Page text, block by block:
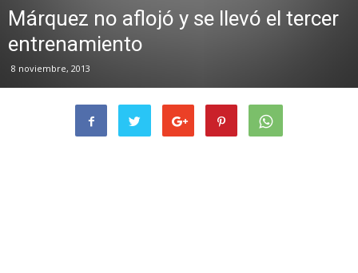
Márquez no aflojó y se llevó el tercer
entrenamiento
8 noviembre, 2013